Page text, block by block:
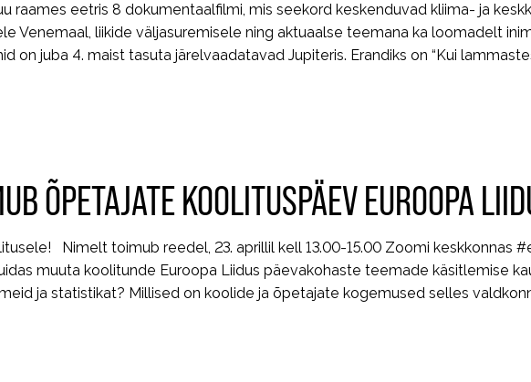
raames eetris 8 dokumentaalfilmi, mis seekord keskenduvad kliima- ja
Venemaal, liikide väljasuremisele ning aktuaalse teemana ka loomadelt
on juba 4. maist tasuta järelvaadatavad Jupiteris. Erandiks on “Kui
ÕPETAJATE KOOLITUSPÄEV EUROOPA
Nimelt toimub reedel, 23. aprillil kell 13.00-15.00 Zoomi keskkonnas
muuta koolitunde Euroopa Liidus päevakohaste teemade käsitlemise
ja statistikat? Millised on koolide ja õpetajate kogemused selles